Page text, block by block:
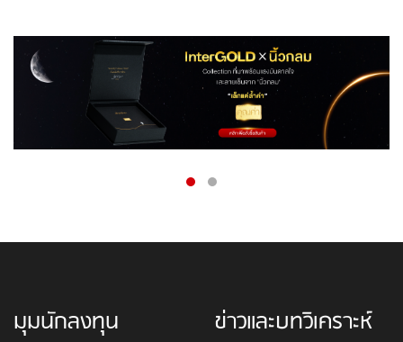
มุมนักลงทุน ข่าวและบทวิเคราะห์